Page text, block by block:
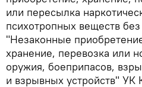
или пересылка
психотропных веществ
"Незаконные
хранение, перевозка или
оружия, боеприпасов,
и взрывных устройств" УК